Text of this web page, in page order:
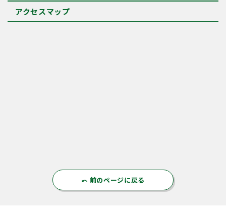
アクセスマップ
undo 前のページに戻る